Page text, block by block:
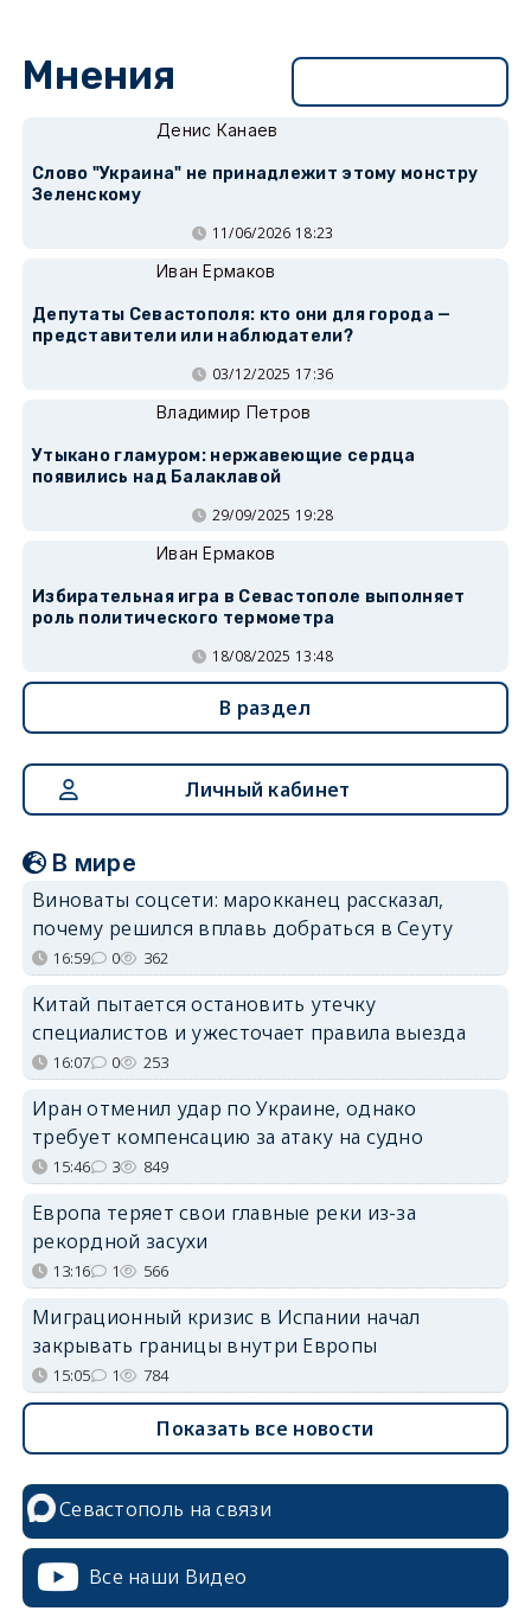
Мнения
Денис Канаев
Слово "Украина" не принадлежит этому монстру
Зеленскому
11/06/2026 18:23
Иван Ермаков
Депутаты Севастополя: кто они для города —
представители или наблюдатели?
03/12/2025 17:36
Владимир Петров
Утыкано гламуром: нержавеющие сердца
появились над Балаклавой
29/09/2025 19:28
Иван Ермаков
Избирательная игра в Севастополе выполняет
роль политического термометра
18/08/2025 13:48
В раздел
Личный кабинет
В мире
Виноваты соцсети: марокканец рассказал,
почему решился вплавь добраться в Сеуту
16:59 0 362
Китай пытается остановить утечку
специалистов и ужесточает правила выезда
16:07 0 253
Иран отменил удар по Украине, однако
требует компенсацию за атаку на судно
15:46 3 849
Европа теряет свои главные реки из-за
рекордной засухи
13:16 1 566
Миграционный кризис в Испании начал
закрывать границы внутри Европы
15:05 1 784
Показать все новости
Севастополь на связи
Все наши Видео